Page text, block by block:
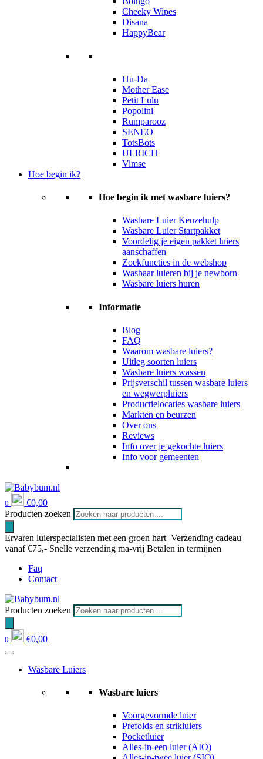
Cheeky Wipes
Disana
HappyBear
Hu-Da
Mother Ease
Petit Lulu
Popolini
Rumparooz
SENEO
TotsBots
ULRICH
Vimse
Hoe begin ik?
Hoe begin ik met wasbare luiers?
Wasbare Luier Keuzehulp
Wasbare Luier Startpakket
Voordelig je eigen pakket luiers
aanschaffen
Zoekfuncties in de webshop
Wasbaar luieren bij je newborn
Wasbare luiers huren
Informatie
Blog
FAQ
Waarom wasbare luiers?
Uitleg soorten luiers
Wasbare luiers wassen
Prijsverschil tussen wasbare luiers
en wegwerpluiers
Productielocaties wasbare luiers
Markten en beurzen
Over ons
Reviews
Info over je gekochte luiers
Info voor gemeenten
0 €0,00
Producten zoeken
Ervaren luierspecialisten met een groen hart Verzending cadeau
vanaf €75,- Snelle verzending ma-vrij Betalen in termijnen
Faq
Contact
Producten zoeken
0 €0,00
Wasbare Luiers
Wasbare luiers
Voorgevormde luier
Prefolds en strikluiers
Pocketluier
Alles-in-een luier (AIO)